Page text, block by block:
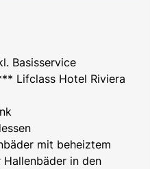
Basisservice
Lifclass Hotel Riviera
mit beheiztem
in den